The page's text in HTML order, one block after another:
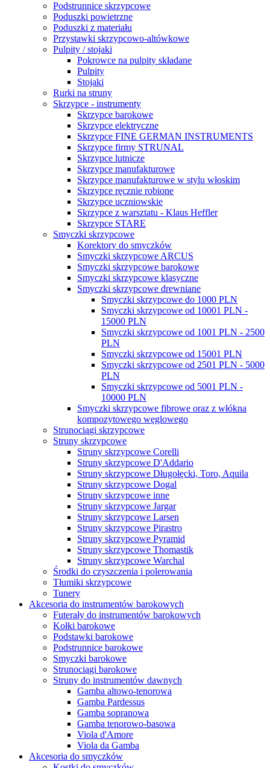
Podstrunnice skrzypcowe
Poduszki powietrzne
Poduszki z materiału
Przystawki skrzypcowo-altówkowe
Pulpity / stojaki
Pokrowce na pulpity składane
Pulpity
Stojaki
Rurki na struny
Skrzypce - instrumenty
Skrzypce barokowe
Skrzypce elektryczne
Skrzypce FINE GERMAN INSTRUMENTS
Skrzypce firmy STRUNAL
Skrzypce lutnicze
Skrzypce manufakturowe
Skrzypce manufakturowe w stylu włoskim
Skrzypce ręcznie robione
Skrzypce uczniowskie
Skrzypce z warsztatu - Klaus Heffler
Skrzypce STARE
Smyczki skrzypcowe
Korektory do smyczków
Smyczki skrzypcowe ARCUS
Smyczki skrzypcowe barokowe
Smyczki skrzypcowe klasyczne
Smyczki skrzypcowe drewniane
Smyczki skrzypcowe do 1000 PLN
Smyczki skrzypcowe od 10001 PLN -
15000 PLN
Smyczki skrzypcowe od 1001 PLN - 2500
PLN
Smyczki skrzypcowe od 15001 PLN
Smyczki skrzypcowe od 2501 PLN - 5000
PLN
Smyczki skrzypcowe od 5001 PLN -
10000 PLN
Smyczki skrzypcowe fibrowe oraz z włókna
kompozytowego węglowego
Strunociągi skrzypcowe
Struny skrzypcowe
Struny skrzypcowe Corelli
Struny skrzypcowe D'Addario
Struny skrzypcowe Długołęcki, Toro, Aquila
Struny skrzypcowe Dogal
Struny skrzypcowe inne
Struny skrzypcowe Jargar
Struny skrzypcowe Larsen
Struny skrzypcowe Pirastro
Struny skrzypcowe Pyramid
Struny skrzypcowe Thomastik
Struny skrzypcowe Warchal
Środki do czyszczenia i polerowania
Tłumiki skrzypcowe
Tunery
Akcesoria do instrumentów barokowych
Futerały do instrumentów barokowych
Kołki barokowe
Podstawki barokowe
Podstrunnice barokowe
Smyczki barokowe
Strunociągi barokowe
Struny do instrumentów dawnych
Gamba altowo-tenorowa
Gamba Pardessus
Gamba sopranowa
Gamba tenorowo-basowa
Viola d'Amore
Viola da Gamba
Akcesoria do smyczków